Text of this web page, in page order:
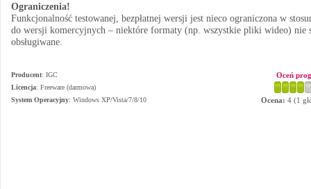
Ograniczenia!
Funkcjonalność testowanej, bezpłatnej wersji jest nieco ograniczona w
do wersji komercyjnych – niektóre formaty (np. wszystkie pliki wideo) nie
obsługiwane.
Producent: IGC
Licencja: Freeware (darmowa)
System Operacyjny: Windows XP/Vista/7/8/10
Oceń
Ocena: 4 (1